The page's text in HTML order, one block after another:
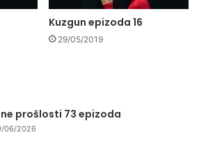
Kuzgun epizoda 16
29/05/2019
prošlosti 73 epizoda
06/2026